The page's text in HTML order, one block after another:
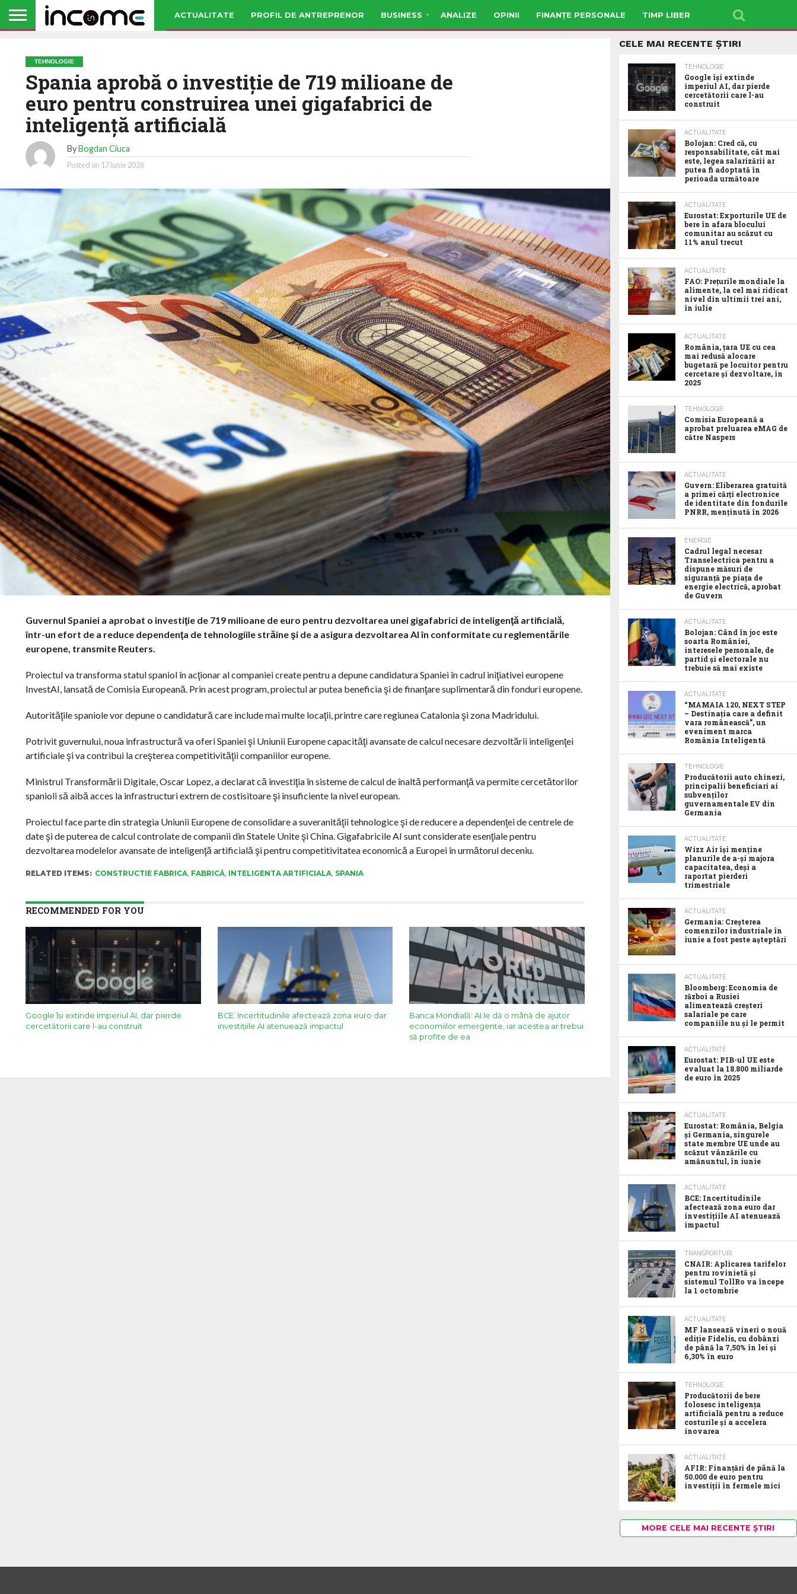
ACTUALITATE PROFIL DE ANTREPRENOR BUSINESS ANALIZE OPINII FINANȚE PERSONALE TIMP LIBER
TEHNOLOGIE
Spania aprobă o investiţie de 719 milioane de
euro pentru construirea unei gigafabrici de
inteligenţă artificială
ByBogdan Ciuca
Posted on 17 iunie 2026
Guvernul Spaniei a aprobat o investiţie de 719 milioane de euro pentru dezvoltarea unei gigafabrici de inteligenţă artificială,
într-un efort de a reduce dependenţa de tehnologiile străine şi de a asigura dezvoltarea AI în conformitate cu reglementările
europene, transmite Reuters.
Proiectul va transforma statul spaniol în acţionar al companiei create pentru a depune candidatura Spaniei în cadrul iniţiativei europene
InvestAI, lansată de Comisia Europeană. Prin acest program, proiectul ar putea beneficia şi de finanţare suplimentară din fonduri europene.
Autorităţile spaniole vor depune o candidatură care include mai multe locaţii, printre care regiunea Catalonia şi zona Madridului.
Potrivit guvernului, noua infrastructură va oferi Spaniei şi Uniunii Europene capacităţi avansate de calcul necesare dezvoltării inteligenţei
artificiale şi va contribui la creşterea competitivităţii companiilor europene.
Ministrul Transformării Digitale, Oscar Lopez, a declarat că investiţia în sisteme de calcul de înaltă performanţă va permite cercetătorilor
spanioli să aibă acces la infrastructuri extrem de costisitoare şi insuficiente la nivel european.
Proiectul face parte din strategia Uniunii Europene de consolidare a suveranităţii tehnologice şi de reducere a dependenţei de centrele de
date şi de puterea de calcul controlate de companii din Statele Unite şi China. Gigafabricile AI sunt considerate esenţiale pentru
dezvoltarea modelelor avansate de inteligenţă artificială şi pentru competitivitatea economică a Europei în următorul deceniu.
RELATED ITEMS: CONSTRUCTIE FABRICA, FABRICĂ, INTELIGENTA ARTIFICIALA, SPANIA
RECOMMENDED FOR YOU
Google îşi extinde imperiul AI, dar pierde
cercetătorii care l-au construit
BCE: Incertitudinile afectează zona euro dar
investițiile AI atenuează impactul
Banca Mondială: AI le dă o mână de ajutor
economiilor emergente, iar acestea ar trebui
să profite de ea
CELE MAI RECENTE ȘTIRI
TEHNOLOGIE
Google îşi extinde
imperiul AI, dar pierde
cercetătorii care l-au
construit
ACTUALITATE
Bolojan: Cred că, cu
responsabilitate, cât mai
este, legea salarizării ar
putea fi adoptată în
perioada următoare
ACTUALITATE
Eurostat: Exporturile UE de
bere în afara blocului
comunitar au scăzut cu
11% anul trecut
ACTUALITATE
FAO: Prețurile mondiale la
alimente, la cel mai ridicat
nivel din ultimii trei ani,
în iulie
ACTUALITATE
România, țara UE cu cea
mai redusă alocare
bugetară pe locuitor pentru
cercetare și dezvoltare, în
2025
TEHNOLOGIE
Comisia Europeană a
aprobat preluarea eMAG de
către Naspers
ACTUALITATE
Guvern: Eliberarea gratuită
a primei cărți electronice
de identitate din fondurile
PNRR, menținută în 2026
ENERGIE
Cadrul legal necesar
Transelectrica pentru a
dispune măsuri de
siguranță pe piața de
energie electrică, aprobat
de Guvern
ACTUALITATE
Bolojan: Când în joc este
soarta României,
interesele personale, de
partid și electorale nu
trebuie să mai existe
ACTUALITATE
“MAMAIA 120, NEXT STEP
– Destinația care a definit
vara românească”, un
eveniment marca
România Inteligentă
TEHNOLOGIE
Producătorii auto chinezi,
principalii beneficiari ai
subvenților
guvernamentale EV din
Germania
ACTUALITATE
Wizz Air își menține
planurile de a-și majora
capacitatea, deși a
raportat pierderi
trimestriale
ACTUALITATE
Germania: Creșterea
comenzilor industriale în
iunie a fost peste așteptări
ACTUALITATE
Bloomberg: Economia de
război a Rusiei
alimentează creșteri
salariale pe care
companiile nu și le permit
ACTUALITATE
Eurostat: PIB-ul UE este
evaluat la 18.800 miliarde
de euro în 2025
ACTUALITATE
Eurostat: România, Belgia
și Germania, singurele
state membre UE unde au
scăzut vânzările cu
amănuntul, în iunie
ACTUALITATE
BCE: Incertitudinile
afectează zona euro dar
investițiile AI atenuează
impactul
TRANSPORTURI
CNAIR: Aplicarea tarifelor
pentru rovinietă și
sistemul TollRo va începe
la 1 octombrie
ACTUALITATE
MF lansează vineri o nouă
ediție Fidelis, cu dobânzi
de până la 7,50% în lei și
6,30% în euro
TEHNOLOGIE
Producătorii de bere
folosesc inteligența
artificială pentru a reduce
costurile și a accelera
inovarea
ACTUALITATE
AFIR: Finanțări de până la
50.000 de euro pentru
investiții în fermele mici
MORE CELE MAI RECENTE ȘTIRI